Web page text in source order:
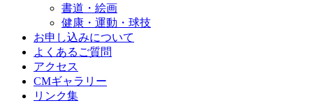
書道・絵画
健康・運動・球技
お申し込みについて
よくあるご質問
アクセス
CMギャラリー
リンク集